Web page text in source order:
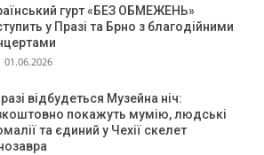
гурт «БЕЗ ОБМЕЖЕНЬ»
у Празі та Брно з благодійними
01.06.2026
відбудеться Музейна ніч:
покажуть мумію, людські
та єдиний у Чехії скелет